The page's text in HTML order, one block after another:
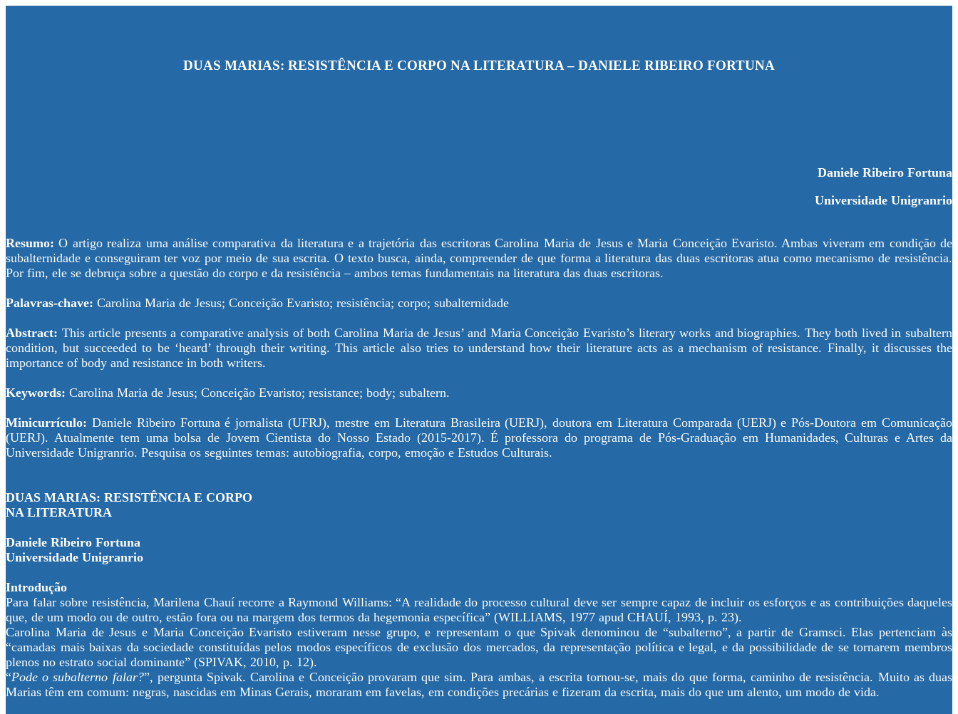
DUAS MARIAS: RESISTÊNCIA E CORPO NA LITERATURA – DANIELE RIBEIRO FORTUNA
Daniele Ribeiro Fortuna
Universidade Unigranrio
Resumo:O artigo realiza uma análise comparativa da literatura e a trajetória das escritoras Carolina Maria de Jesus e Maria Conceição Evaristo. Ambas viveram em condição de
subalternidade e conseguiram ter voz por meio de sua escrita. O texto busca, ainda, compreender de que forma a literatura das duas escritoras atua como mecanismo de resistência.
Por fim, ele se debruça sobre a questão do corpo e da resistência – ambos temas fundamentais na literatura das duas escritoras.
Palavras-chave: Carolina Maria de Jesus; Conceição Evaristo; resistência; corpo; subalternidade
Abstract: This article presents a comparative analysis of both Carolina Maria de Jesus’ and Maria Conceição Evaristo’s literary works and biographies. They both lived in subaltern
condition, but succeeded to be ‘heard’ through their writing. This article also tries to understand how their literature acts as a mechanism of resistance. Finally, it discusses the
importance of body and resistance in both writers.
Keywords: Carolina Maria de Jesus; Conceição Evaristo; resistance; body; subaltern.
Minicurrículo: Daniele Ribeiro Fortuna é jornalista (UFRJ), mestre em Literatura Brasileira (UERJ), doutora em Literatura Comparada (UERJ) e Pós-Doutora em Comunicação
(UERJ). Atualmente tem uma bolsa de Jovem Cientista do Nosso Estado (2015-2017). É professora do programa de Pós-Graduação em Humanidades, Culturas e Artes da
Universidade Unigranrio. Pesquisa os seguintes temas: autobiografia, corpo, emoção e Estudos Culturais.
DUAS MARIAS: RESISTÊNCIA E CORPO
NA LITERATURA
Daniele Ribeiro Fortuna
Universidade Unigranrio
Introdução
Para falar sobre resistência, Marilena Chauí recorre a Raymond Williams: “A realidade do processo cultural deve ser sempre capaz de incluir os esforços e as contribuições daqueles
que, de um modo ou de outro, estão fora ou na margem dos termos da hegemonia específica” (WILLIAMS, 1977 apud CHAUÍ, 1993, p. 23).
Carolina Maria de Jesus e Maria Conceição Evaristo estiveram nesse grupo, e representam o que Spivak denominou de “subalterno”, a partir de Gramsci. Elas pertenciam às
“camadas mais baixas da sociedade constituídas pelos modos específicos de exclusão dos mercados, da representação política e legal, e da possibilidade de se tornarem membros
plenos no estrato social dominante” (SPIVAK, 2010, p. 12).
“Pode o subalterno falar?”, pergunta Spivak. Carolina e Conceição provaram que sim. Para ambas, a escrita tornou-se, mais do que forma, caminho de resistência. Muito as duas
Marias têm em comum: negras, nascidas em Minas Gerais, moraram em favelas, em condições precárias e fizeram da escrita, mais do que um alento, um modo de vida.